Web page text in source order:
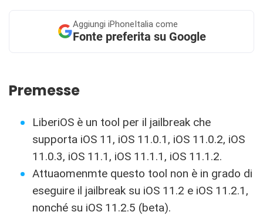
Aggiungi iPhoneItalia come
Fonte preferita su Google
Premesse
LiberiOS è un tool per il jailbreak che
supporta iOS 11, iOS 11.0.1, iOS 11.0.2, iOS
11.0.3, iOS 11.1, iOS 11.1.1, iOS 11.1.2.
Attuaomenmte questo tool non è in grado di
eseguire il jailbreak su iOS 11.2 e iOS 11.2.1,
nonché su iOS 11.2.5 (beta).